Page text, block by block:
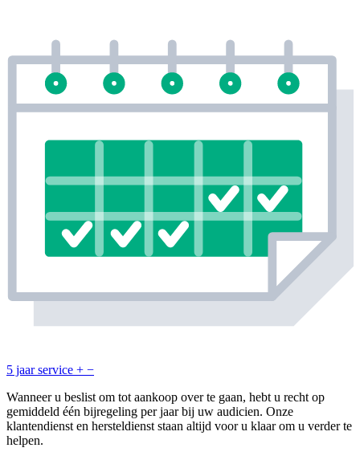
5 jaar service + −
Wanneer u beslist om tot aankoop over te gaan, hebt u recht op
gemiddeld één bijregeling per jaar bij uw audicien. Onze
klantendienst en hersteldienst staan altijd voor u klaar om u verder te
helpen.